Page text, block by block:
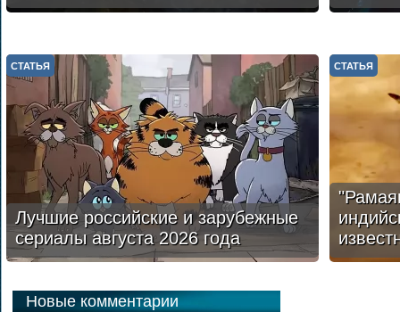
Лучшие российские и зарубежные
сериалы августа 2026 года
СТАТЬЯ СТАТЬЯ
Новые комментарии